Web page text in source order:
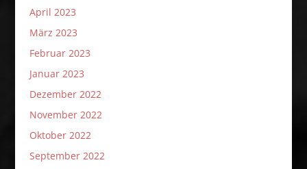
April 2023
März 2023
Februar 2023
Januar 2023
Dezember 2022
November 2022
Oktober 2022
September 2022